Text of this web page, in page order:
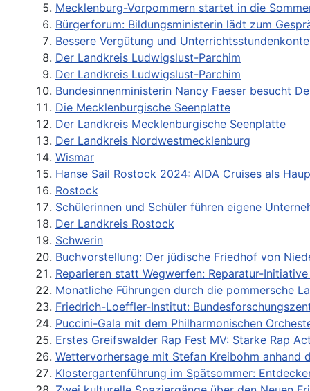
Mecklenburg-Vorpommern startet in die
Bürgerforum: Bildungsministerin lädt zum
Bessere Vergütung und
Der Landkreis Ludwigslust-Parchim
Der Landkreis Ludwigslust-Parchim
Bundesinnenministerin Nancy Faeser besucht
Die Mecklenburgische Seenplatte
Der Landkreis Mecklenburgische Seenplatte
Der Landkreis Nordwestmecklenburg
Wismar
Hanse Sail Rostock 2024: AIDA Cruises als
Rostock
Schülerinnen und Schüler führen eigene
Der Landkreis Rostock
Schwerin
Buchvorstellung: Der jüdische Friedhof von
Reparieren statt Wegwerfen: Reparatur-
Monatliche Führungen durch die pommersche
Friedrich-Loeffler-Institut:
Puccini-Gala mit dem Philharmonischen
Erstes Greifswalder Rap Fest MV: Starke Rap
Wettervorhersage mit Stefan Kreibohm anhand
Klostergartenführung im Spätsommer: